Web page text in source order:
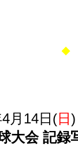
◆
月14日(日 )
大会 記録